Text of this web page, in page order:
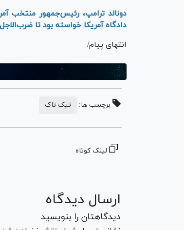
دونالد ترامپ، رئیس‌جمهور منتخب
دادگاه آمریکا خواسته بود تا
انتهای پیام/
برچسب ها: تیک تاک
لینک کوتاه
ارسال دیدگاه
دیدگاهتان را بنویسید